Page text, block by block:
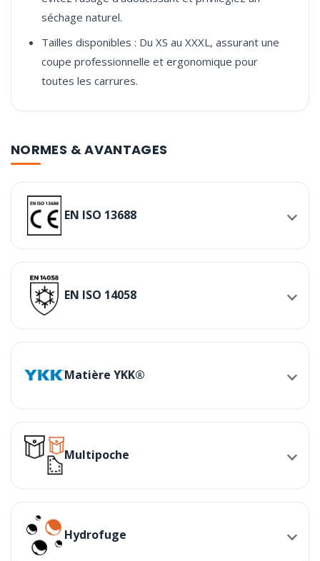
séchage naturel.
Tailles disponibles : Du XS au XXXL, assurant une
coupe professionnelle et ergonomique pour
toutes les carrures.
NORMES & AVANTAGES
EN ISO 13688
EN ISO 14058
Matière YKK®
Multipoche
Hydrofuge